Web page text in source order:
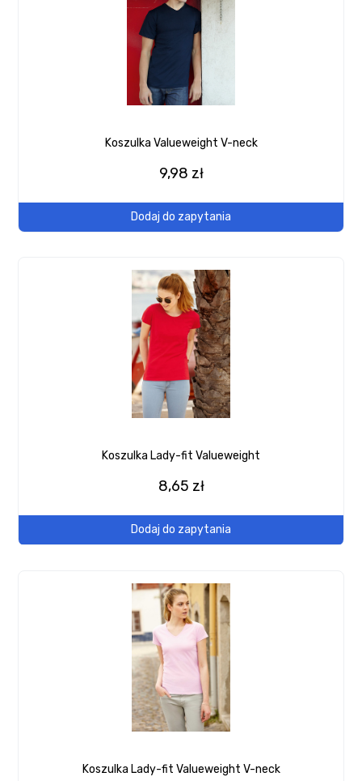
Koszulka Valueweight V-neck
9,98 zł
Dodaj do zapytania
Koszulka Lady-fit Valueweight
8,65 zł
Dodaj do zapytania
Koszulka Lady-fit Valueweight V-neck